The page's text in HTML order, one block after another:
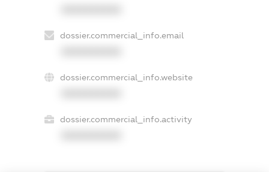
dossier.commercial_info.email
dossier.commercial_info.website
dossier.commercial_info.activity